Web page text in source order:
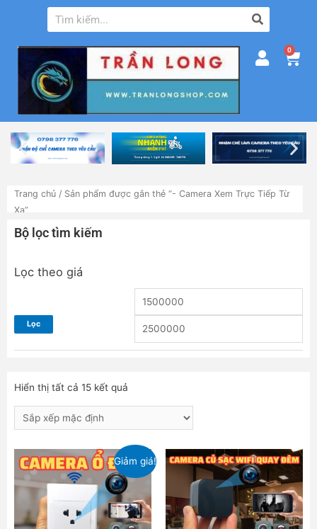
0
Trang chủ / Sản phẩm được gắn thẻ “- Camera Xem Trực Tiếp Từ
Xa”
Bộ lọc tìm kiếm
Lọc theo giá
Lọc
Hiển thị tất cả 15 kết quả
Giảm giá!